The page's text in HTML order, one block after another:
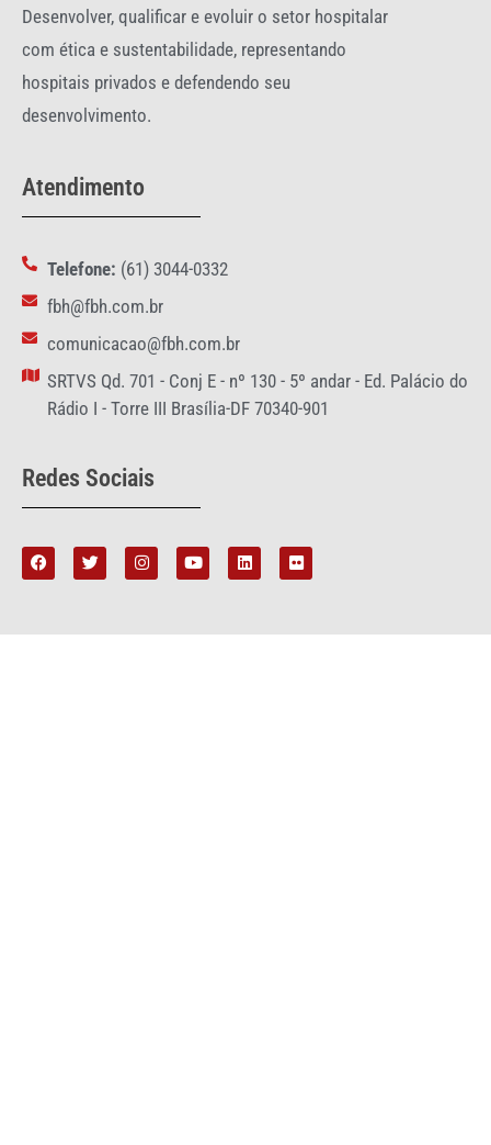
Desenvolver, qualificar e evoluir o setor hospitalar
com ética e sustentabilidade, representando
hospitais privados e defendendo seu
desenvolvimento.
Atendimento
Telefone: (61) 3044-0332
fbh@fbh.com.br
comunicacao@fbh.com.br
SRTVS Qd. 701 - Conj E - nº 130 - 5º andar - Ed. Palácio do
Rádio I - Torre III Brasília-DF 70340-901
Redes Sociais